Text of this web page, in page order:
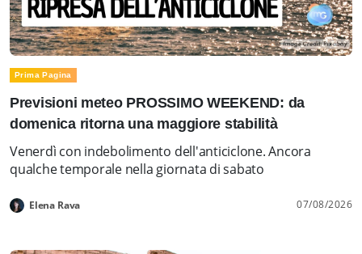
Prima Pagina
Previsioni meteo PROSSIMO WEEKEND: da
domenica ritorna una maggiore stabilità
Venerdì con indebolimento dell'anticiclone. Ancora
qualche temporale nella giornata di sabato
Elena Rava 07/08/2026